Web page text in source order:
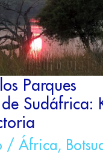
Parques
Sudáfrica:
/ África,